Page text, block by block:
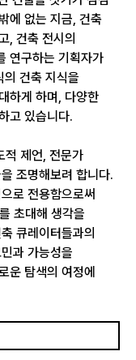
에 없는 지금, 건축
, 건축 전시의
연구하는 기획자가
의 건축 지식을
하게 하며, 다양한
고 있습니다.
제언, 전문가
조명해보려 합니다.
로 전용함으로써
초대해 생각을
큐레이터들과의
과 가능성을
운 탐색의 여정에